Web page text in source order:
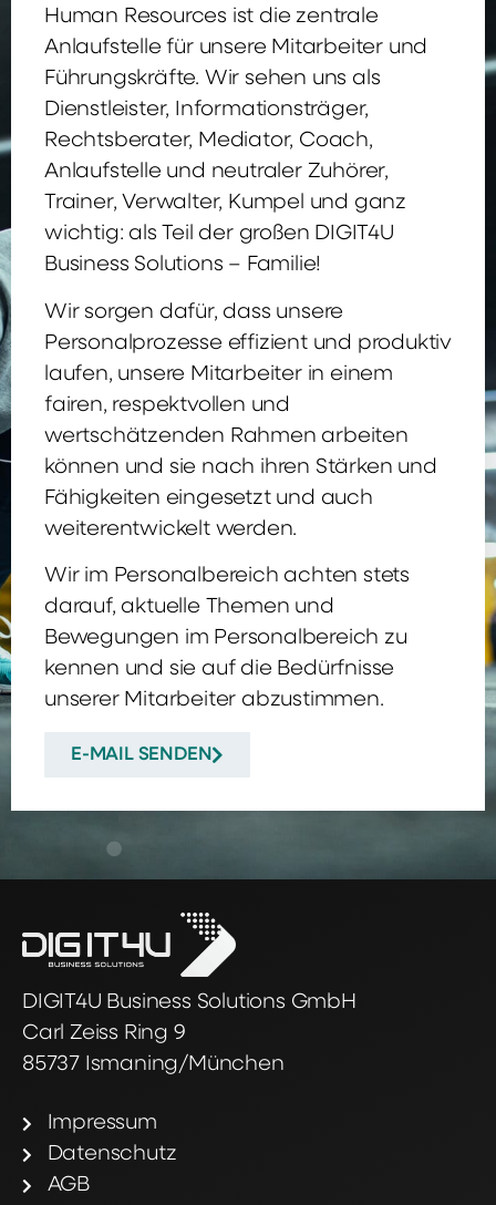
Human Resources ist die zentrale
Anlaufstelle für unsere Mitarbeiter und
Führungskräfte. Wir sehen uns als
Dienstleister, Informationsträger,
Rechtsberater, Mediator, Coach,
Anlaufstelle und neutraler Zuhörer,
Trainer, Verwalter, Kumpel und ganz
wichtig: als Teil der großen DIGIT4U
Business Solutions – Familie!
Wir sorgen dafür, dass unsere
Personalprozesse effizient und produktiv
laufen, unsere Mitarbeiter in einem
fairen, respektvollen und
wertschätzenden Rahmen arbeiten
können und sie nach ihren Stärken und
Fähigkeiten eingesetzt und auch
weiterentwickelt werden.
Wir im Personalbereich achten stets
darauf, aktuelle Themen und
Bewegungen im Personalbereich zu
kennen und sie auf die Bedürfnisse
unserer Mitarbeiter abzustimmen.
E-MAIL SENDEN
DIGIT4U Business Solutions GmbH
Carl Zeiss Ring 9
85737 Ismaning/München
Impressum
Datenschutz
AGB